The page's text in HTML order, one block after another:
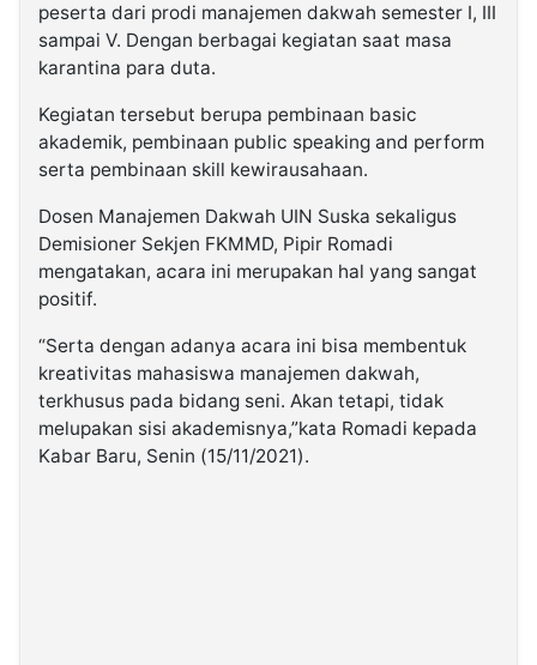
peserta dari prodi manajemen dakwah semester I, III
sampai V. Dengan berbagai kegiatan saat masa
karantina para duta.
Kegiatan tersebut berupa pembinaan basic
akademik, pembinaan public speaking and perform
serta pembinaan skill kewirausahaan.
Dosen Manajemen Dakwah UIN Suska sekaligus
Demisioner Sekjen FKMMD, Pipir Romadi
mengatakan, acara ini merupakan hal yang sangat
positif.
“Serta dengan adanya acara ini bisa membentuk
kreativitas mahasiswa manajemen dakwah,
terkhusus pada bidang seni. Akan tetapi, tidak
melupakan sisi akademisnya,”kata Romadi kepada
Kabar Baru, Senin (15/11/2021).